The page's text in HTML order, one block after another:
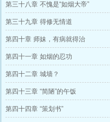
第三十八章 不愧是“如烟大帝”
第三十九章 得修无情道
第四十章 师妹，有病就得治
第四十一章 如烟的忍功
第四十二章 城墙？
第四十三章 “简陋”的午饭
第四十四章 “策划书”